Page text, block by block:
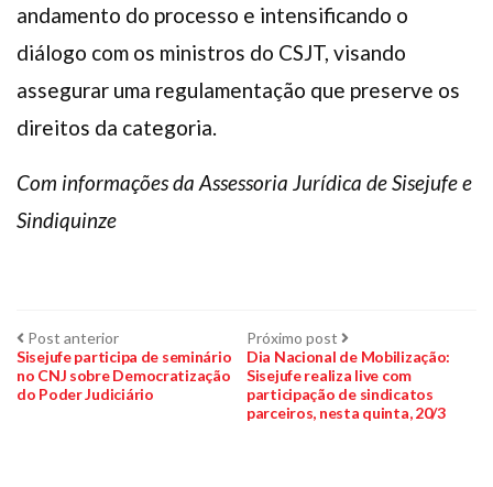
andamento do processo e intensificando o
diálogo com os ministros do CSJT, visando
assegurar uma regulamentação que preserve os
direitos da categoria.
Com informações da Assessoria Jurídica de Sisejufe e
Sindiquinze
Navegação
de
Post anteriorPost
anterior:
Sisejufe participa de seminário
no CNJ sobre Democratização
do Poder Judiciário
Próximo post Próximo
post:
Dia Nacional de Mobilização:
Sisejufe realiza live com
participação de sindicatos
parceiros, nesta quinta, 20/3